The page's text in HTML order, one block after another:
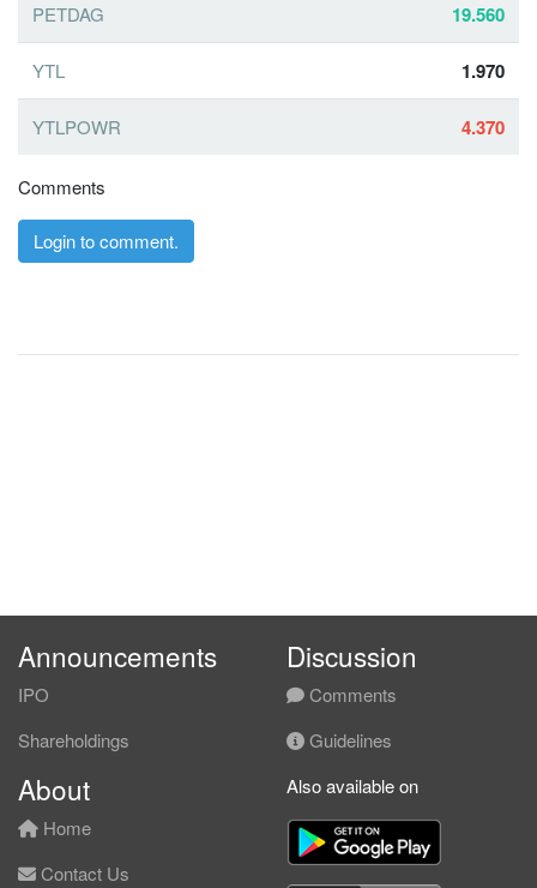
PETDAG 19.560
YTL 1.970
YTLPOWR 4.370
Comments
Login to comment.
Announcements
IPO
Shareholdings
Discussion
Comments
Guidelines
About
Home
Contact Us
Also available on